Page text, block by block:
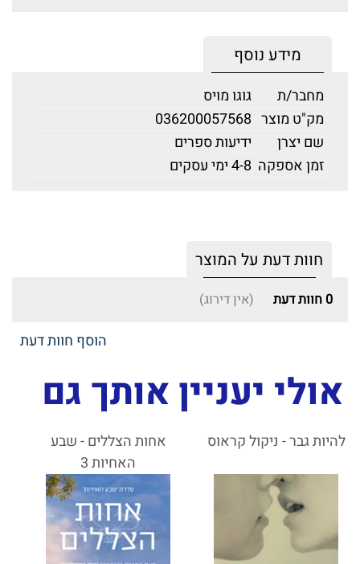
מידע נוסף
מחבר/ת
גוגו מויס
מק"ט מוצר 036200057568
שם יצרן
ידיעות ספרים
זמן אספקה 4-8 ימי עסקים
חוות דעת על המוצר
0 חוות דעת (אין דירוג)
הוסף חוות דעת
אולי יעניין אותך גם
להיות גבר - ניקול קראוס
אחות הצללים - שבע
האחיות 3